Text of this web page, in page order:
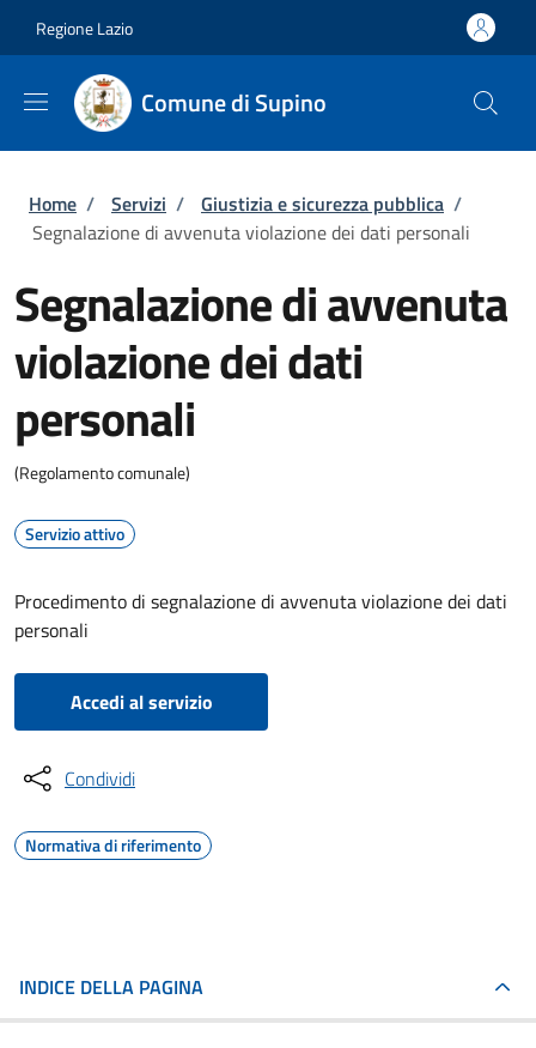
Regione Lazio
Comune di Supino
Briciole di pane
Home / Servizi / Giustizia e sicurezza pubblica /
Segnalazione di avvenuta violazione dei dati personali
Segnalazione di avvenuta
violazione dei dati
personali
(Regolamento comunale)
Servizio attivo
Procedimento di segnalazione di avvenuta violazione dei dati
personali
Accedi al servizio
Condividi
Normativa di riferimento
INDICE DELLA PAGINA